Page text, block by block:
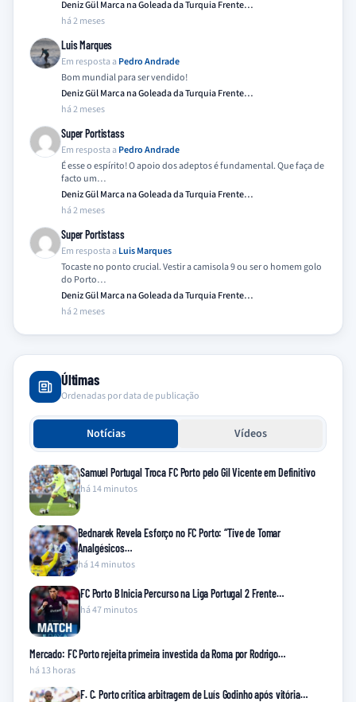
Deniz Gül Marca na Goleada da Turquia Frente…
há 2 meses
Luis Marques
Em resposta a Pedro Andrade
Bom mundial para ser vendido!
Deniz Gül Marca na Goleada da Turquia Frente…
há 2 meses
Super Portistass
Em resposta a Pedro Andrade
É esse o espírito! O apoio dos adeptos é fundamental. Que faça de
facto um…
Deniz Gül Marca na Goleada da Turquia Frente…
há 2 meses
Super Portistass
Em resposta a Luis Marques
Tocaste no ponto crucial. Vestir a camisola 9 ou ser o homem golo
do Porto…
Deniz Gül Marca na Goleada da Turquia Frente…
há 2 meses
Últimas
Ordenadas por data de publicação
Notícias Vídeos
Samuel Portugal Troca FC Porto pelo Gil Vicente em Definitivo
há 14 minutos
Bednarek Revela Esforço no FC Porto: “Tive de Tomar
Analgésicos…
há 14 minutos
FC Porto B Inicia Percurso na Liga Portugal 2 Frente…
há 47 minutos
Mercado: FC Porto rejeita primeira investida da Roma por Rodrigo…
há 13 horas
F. C. Porto critica arbitragem de Luís Godinho após vitória…